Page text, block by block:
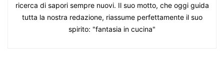
ricerca di sapori sempre nuovi. Il suo motto, che oggi guida
tutta la nostra redazione, riassume perfettamente il suo
spirito: "fantasia in cucina"